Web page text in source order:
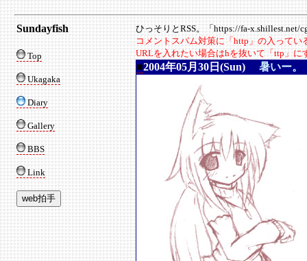
Sundayfish
Top
Ukagaka
Diary
Gallery
BBS
Link
ひっそりとRSS。「https://fa-x.shillest.net/
コメントスパム対策に「http」の入って
URLを入れたい場合はhを抜いて「ttp」に
■2004年05月30日(Sun) 暑いー。